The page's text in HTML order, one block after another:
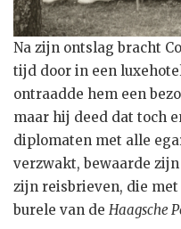
Na zijn ontslag bracht
tijd door in een
ontraadde hem een
maar hij deed dat toch
diplomaten met alle
verzwakt, bewaarde
zijn reisbrieven, die
burele van de Haagsche